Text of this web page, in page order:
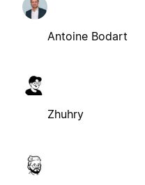
Antoine Bodart
Zhuhry